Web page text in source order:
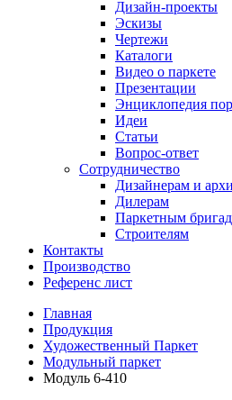
Дизайн-проекты
Эскизы
Чертежи
Каталоги
Видео о паркете
Презентации
Энциклопедия
Идеи
Статьи
Вопрос-ответ
Сотрудничество
Дизайнерам и
Дилерам
Паркетным
Строителям
Контакты
Производство
Референс лист
Главная
Продукция
Художественный Паркет
Модульный паркет
Модуль 6-410